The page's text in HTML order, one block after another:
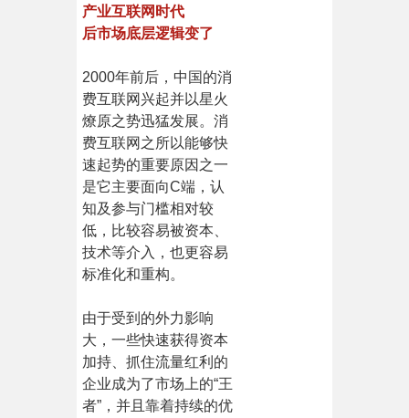
产业互联网时代
后市场底层逻辑变了
2000年前后，中国的消
费互联网兴起并以星火
燎原之势迅猛发展。消
费互联网之所以能够快
速起势的重要原因之一
是它主要面向C端，认
知及参与门槛相对较
低，比较容易被资本、
技术等介入，也更容易
标准化和重构。
由于受到的外力影响
大，一些快速获得资本
加持、抓住流量红利的
企业成为了市场上的“王
者”，并且靠着持续的优